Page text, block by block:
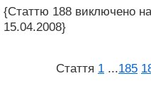
{Статтю 188 виключено
15.04.2008}
Стаття 1 ...185